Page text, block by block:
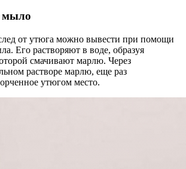
мыло
от утюга можно вывести при помощи
Его растворяют в воде, образуя
смачивают марлю. Через
растворе марлю, еще раз
утюгом место.